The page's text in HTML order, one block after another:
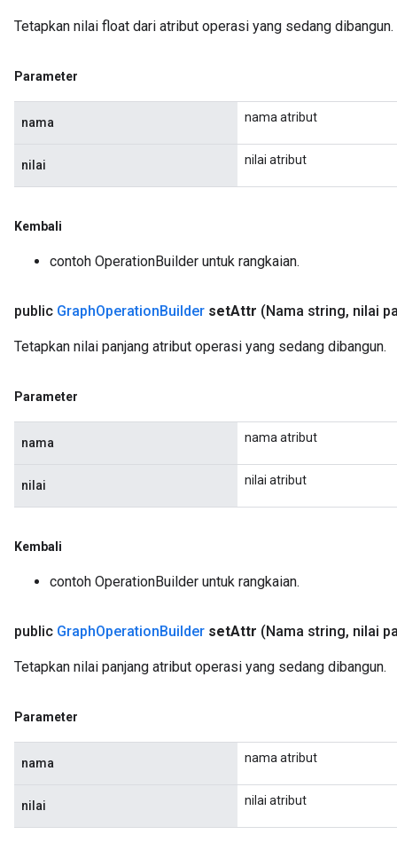
Tetapkan nilai float dari atribut operasi yang sedang dibangun.
Parameter
nama nama atribut
nilai nilai atribut
Kembali
contoh OperationBuilder untuk rangkaian.
public GraphOperationBuilder setAttr (Nama string, nilai
Tetapkan nilai panjang atribut operasi yang sedang dibangun.
Parameter
nama nama atribut
nilai nilai atribut
Kembali
contoh OperationBuilder untuk rangkaian.
public GraphOperationBuilder setAttr (Nama string, nilai
Tetapkan nilai panjang atribut operasi yang sedang dibangun.
Parameter
nama nama atribut
nilai nilai atribut